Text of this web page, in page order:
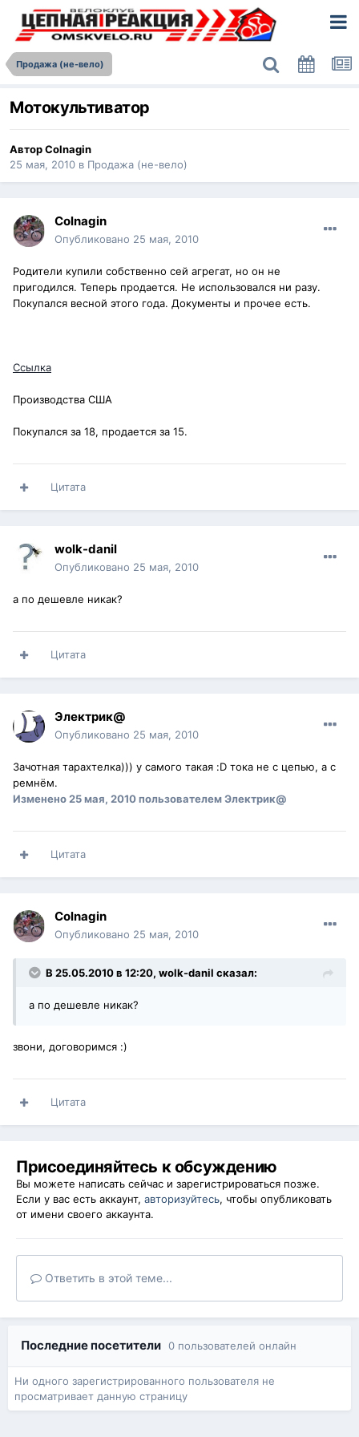
Продажа (не-вело)
Мотокультиватор
АвторColnagin
25 мая, 2010 в Продажа (не-вело)
Colnagin
Опубликовано 25 мая, 2010
Родители купили собственно сей агрегат, но он не
пригодился. Теперь продается. Не использовался ни разу.
Покупался весной этого года. Документы и прочее есть.
Ссылка
Производства США
Покупался за 18, продается за 15.
Цитата
wolk-danil
Опубликовано 25 мая, 2010
а по дешевле никак?
Цитата
Электрик@
Опубликовано 25 мая, 2010
Зачотная тарахтелка))) у самого такая :D тока не с цепью, а с
ремнём.
Изменено25 мая, 2010пользователем Электрик@
Цитата
Colnagin
Опубликовано 25 мая, 2010
В 25.05.2010 в 12:20, wolk-danil сказал:
а по дешевле никак?
звони, договоримся :)
Цитата
Присоединяйтесь к обсуждению
Вы можете написать сейчас и зарегистрироваться позже.
Если у вас есть аккаунт, авторизуйтесь, чтобы опубликовать
от имени своего аккаунта.
Ответить в этой теме...
Последние посетители 0 пользователей онлайн
Ни одного зарегистрированного пользователя не
просматривает данную страницу